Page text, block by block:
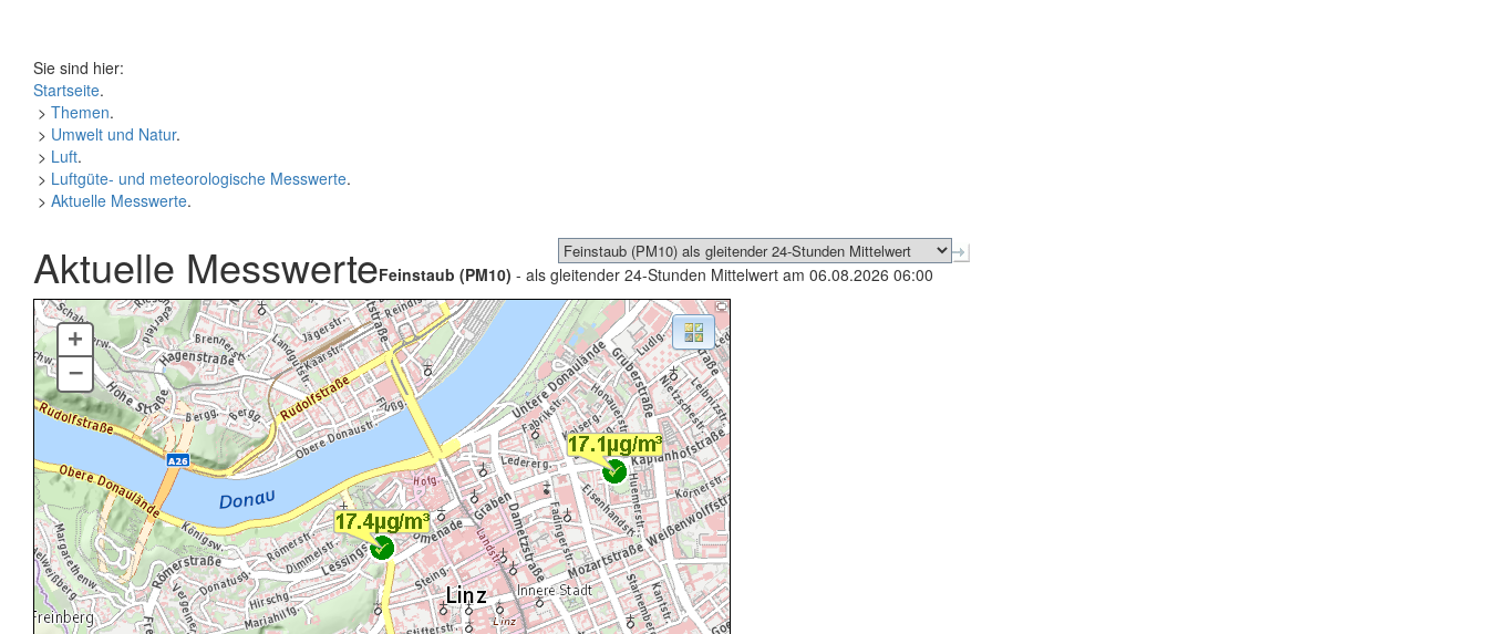
Sie sind hier:
Startseite.
> Themen.
> Umwelt und Natur.
> Luft.
> Luftgüte- und meteorologische Messwerte.
> Aktuelle Messwerte.
Aktuelle MesswerteFeinstaub (PM10) - als gleitender 24-Stunden Mittelwert am 06.08.2026 06:00
+
–